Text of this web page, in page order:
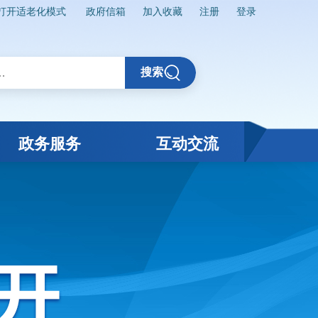
开适老化模式 政府信箱 加入收藏 注册 登录
搜索
政务服务 互动交流